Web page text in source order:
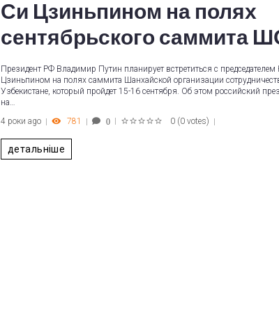
Си Цзиньпином на полях
сентябрьского саммита
Президент РФ Владимир Путин планирует встретиться с
Цзиньпином на полях саммита Шанхайской организации
Узбекистане, который пройдет 15-16 сентября. Об этом российский
на…
4 роки ago
781 0 0 (0 votes)
детальніше